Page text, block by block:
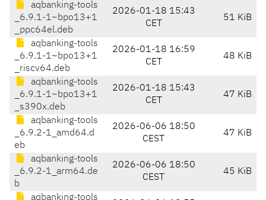
aqbanking-tools
_6.9.1-1~bpo13+1
_ppc64el.deb
2026-01-18 15:43
CET
51 KiB
aqbanking-tools
_6.9.1-1~bpo13+1
_riscv64.deb
2026-01-18 16:59
CET
48 KiB
aqbanking-tools
_6.9.1-1~bpo13+1
_s390x.deb
2026-01-18 15:43
CET
47 KiB
aqbanking-tools
_6.9.2-1_amd64.d
eb
2026-06-06 18:50
CEST
47 KiB
aqbanking-tools
_6.9.2-1_arm64.de
b
2026-06-06 18:50
CEST
45 KiB
aqbanking-tools